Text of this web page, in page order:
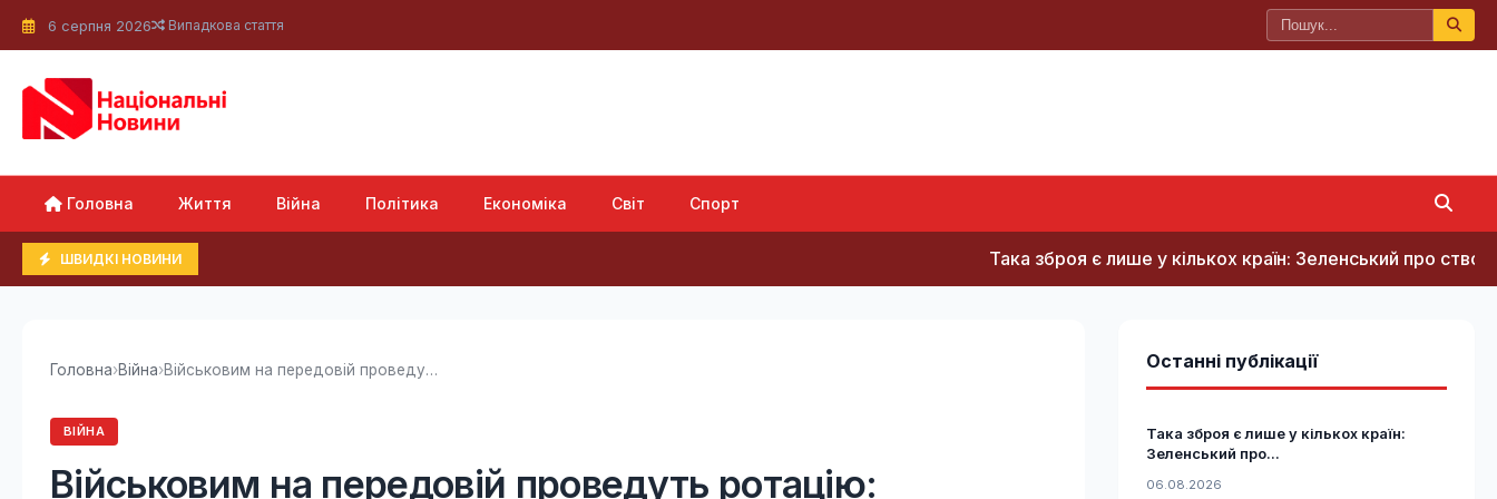
6 серпня 2026 Випадкова стаття
Головна Життя Війна Політика Економіка Світ Спорт
ШВИДКІ НОВИНИ Така зброя є лише у кількох країн: Зеленський про створення
Головна›Війна› Військовим на передовій проведуть ротацію:...
ВІЙНА
Військовим на передовій проведуть ротацію:
Останні публікації
Така зброя є лише у кількох країн:
Зеленський про...
06.08.2026